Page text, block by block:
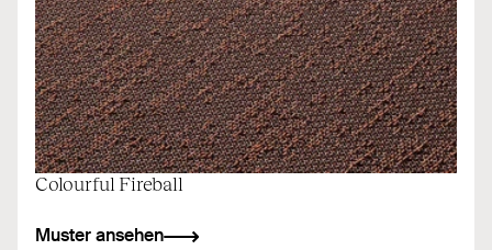
Colourful Fireball
Muster ansehen